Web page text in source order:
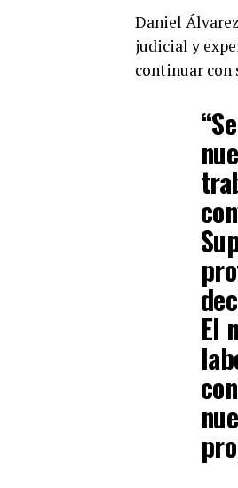
Daniel
judicial y
continuar con
El